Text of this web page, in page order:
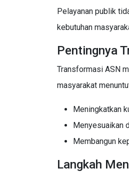
Pelayanan publik
kebutuhan
Pentingnya
Transformasi ASN
masyarakat
Meningkatkan
Menyesuaikan
Membangun
Langkah